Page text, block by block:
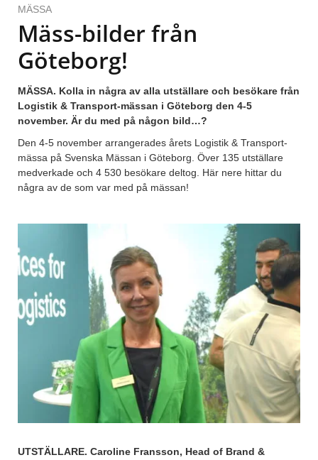
MÄSSA
Mäss-bilder från
Göteborg!
MÄSSA. Kolla in några av alla utställare och besökare från
Logistik & Transport-mässan i Göteborg den 4-5
november. Är du med på någon bild…?
Den 4-5 november arrangerades årets Logistik & Transport-
mässa på Svenska Mässan i Göteborg. Över 135 utställare
medverkade och 4 530 besökare deltog. Här nere hittar du
några av de som var med på mässan!
UTSTÄLLARE. Caroline Fransson, Head of Brand &